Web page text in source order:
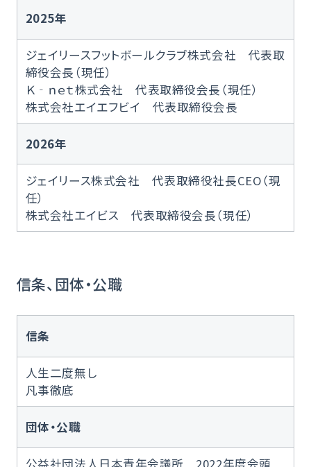
2025年
ジェイリースフットボールクラブ株式会社 代表取
締役会長（現任）
Ｋ‐ｎｅｔ株式会社 代表取締役会長（現任）
株式会社エイエフビイ 代表取締役会長
2026年
ジェイリース株式会社 代表取締役社長CEO（現
任）
株式会社エイビス 代表取締役会長（現任）
信条、団体・公職
信条
人生二度無し
凡事徹底
団体・公職
公益社団法人日本青年会議所 2022年度会頭